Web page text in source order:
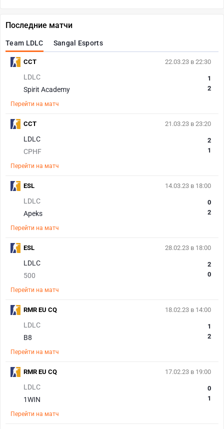
Последние матчи
Team LDLC Sangal Esports
22.03.23 в 22:30
LDLC
Spirit Academy
1
2
Перейти на матч
CCT
21.03.23 в 23:20
LDLC
CPHF
2
1
Перейти на матч
CCT
14.03.23 в 18:00
LDLC
Apeks
0
2
Перейти на матч
ESL
28.02.23 в 18:00
LDLC
500
2
0
Перейти на матч
ESL
18.02.23 в 14:00
LDLC
B8
1
2
Перейти на матч
RMR EU CQ
17.02.23 в 19:00
LDLC
1WIN
0
1
Перейти на матч
RMR EU CQ